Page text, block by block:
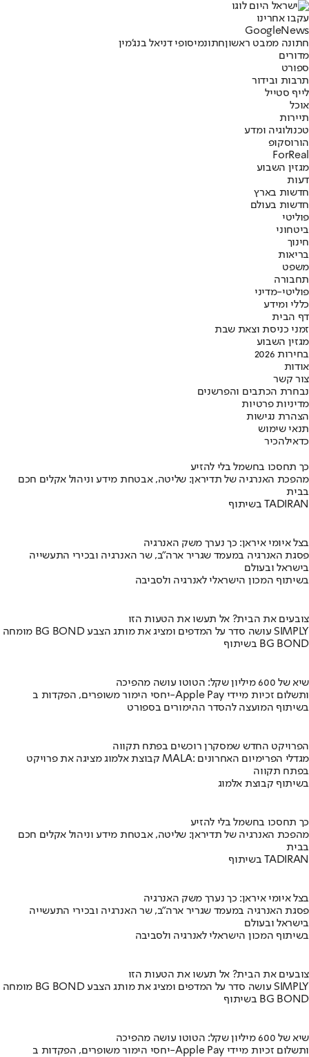
עקבו אחרינו
Googl eNews
חתונה ממבט ראשוןחתונמיסופי דניאל בנג'מין
מדורים
ספורט
תרבות ובידור
לייף סטייל
אוכל
תיירות
טכנולוגיה ומדע
הורוסקופ
ForReal
מגזין השבוע
דעות
חדשות בארץ
חדשות בעולם
פוליטי
ביטחוני
חינוך
בריאות
משפט
תחבורה
פוליטי-מדיני
כללי ומידע
דף הבית
זמני כניסת וצאת שבת
מגזין השבוע
בחירות 2026
אודות
צור קשר
נבחרת הכתבים והפרשנים
מדיניות פרטיות
הצהרת נגישות
תנאי שימוש
כדאילהכיר
כך תחסכו בחשמל בלי להזיע
מהפכת האנרגיה של תדיראן: שליטה, אבטחת מידע וניהול אקלים חכם
בבית
בשיתוף TADIRAN
בצל איומי איראן: כך נערך משק האנרגיה
פסגת האנרגיה במעמד שגריר ארה"ב, שר האנרגיה ובכירי התעשייה
בישראל ובעולם
בשיתוף המכון הישראלי לאנרגיה ולסביבה
צובעים את הבית? אל תעשו את הטעות הזו
מומחה BG BOND עושה סדר על המדפים ומציג את מותג הצבע SIMPLY
בשיתוף BG BOND
שיא של 600 מיליון שקל: הטוטו עושה מהפיכה
יחסי הימור משופרים, הפקדות ב-Apple Pay ותשלום זכיות מיידי
בשיתוף המועצה להסדר ההימורים בספורט
הפרויקט החדש שמסקרן רוכשים בפתח תקווה
קבוצת אלמוג מציגה את פרויקט MALA: מגדלי הפרימיום האחרונים
בפתח תקווה
בשיתוף קבוצת אלמוג
כך תחסכו בחשמל בלי להזיע
מהפכת האנרגיה של תדיראן: שליטה, אבטחת מידע וניהול אקלים חכם
בבית
בשיתוף TADIRAN
בצל איומי איראן: כך נערך משק האנרגיה
פסגת האנרגיה במעמד שגריר ארה"ב, שר האנרגיה ובכירי התעשייה
בישראל ובעולם
בשיתוף המכון הישראלי לאנרגיה ולסביבה
צובעים את הבית? אל תעשו את הטעות הזו
מומחה BG BOND עושה סדר על המדפים ומציג את מותג הצבע SIMPLY
בשיתוף BG BOND
שיא של 600 מיליון שקל: הטוטו עושה מהפיכה
יחסי הימור משופרים, הפקדות ב-Apple Pay ותשלום זכיות מיידי